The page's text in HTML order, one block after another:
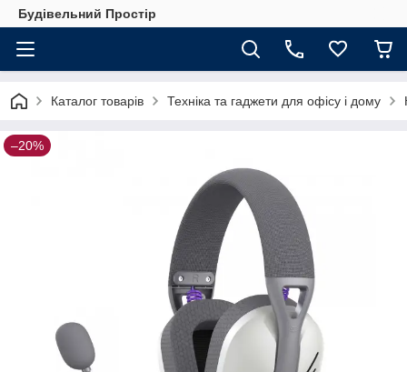
Будівельний Простір
Каталог товарів Техніка та гаджети для офісу і дому
–20%